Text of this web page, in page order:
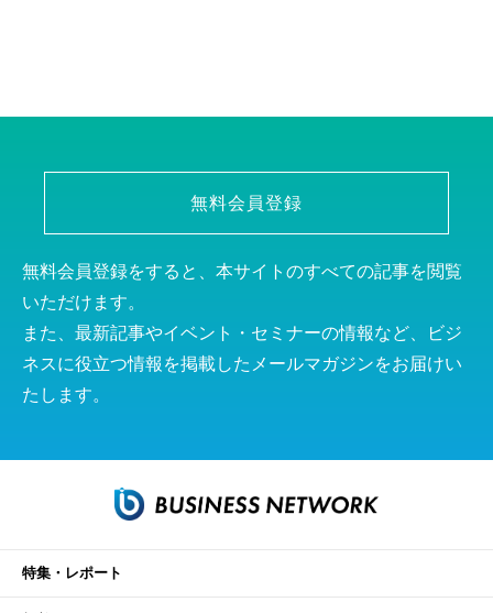
無料会員登録
無料会員登録をすると、本サイトのすべての記事を閲覧
いただけます。
また、最新記事やイベント・セミナーの情報など、ビジ
ネスに役立つ情報を掲載したメールマガジンをお届けい
たします。
特集・レポート